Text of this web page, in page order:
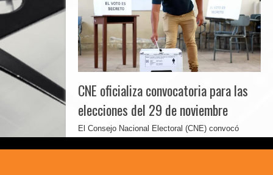
CNE oficializa convocatoria para las
elecciones del 29 de noviembre
El Consejo Nacional Electoral (CNE) convocó